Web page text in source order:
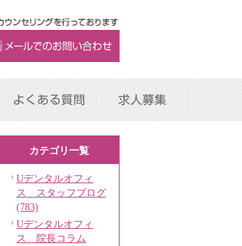
よくある質問 求人募集
カテゴリ一覧
Uデンタルオフィ
ス スタッフブログ
(783)
Uデンタルオフィ
ス 院長コラム